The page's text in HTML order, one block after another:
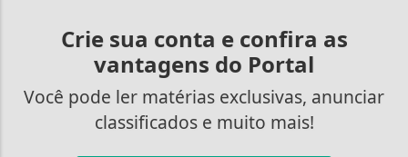
Crie sua conta e confira as
vantagens do Portal
Você pode ler matérias exclusivas, anunciar
classificados e muito mais!